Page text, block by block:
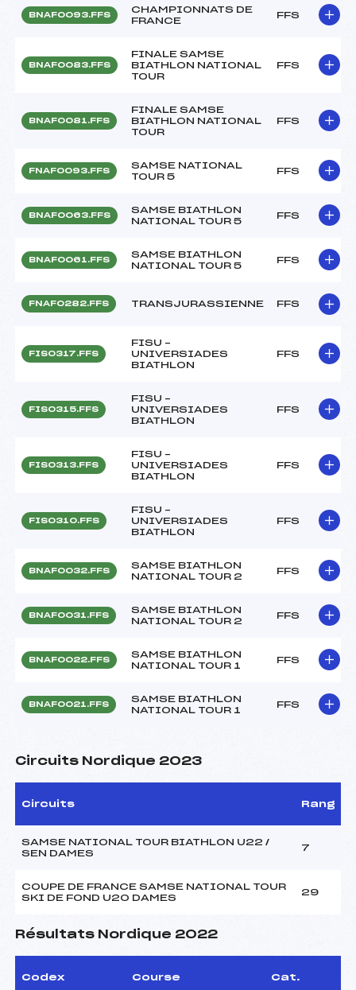
BNAF0093.FFS
CHAMPIONNATS DE
FRANCE
FFS
BNAF0083.FFS
FINALE SAMSE
BIATHLON NATIONAL
TOUR
FFS
BNAF0081.FFS
FINALE SAMSE
BIATHLON NATIONAL
TOUR
FFS
FNAF0093.FFS
SAMSE NATIONAL
TOUR 5
FFS
BNAF0063.FFS
SAMSE BIATHLON
NATIONAL TOUR 5
FFS
BNAF0061.FFS
SAMSE BIATHLON
NATIONAL TOUR 5
FFS
FNAF0282.FFS TRANSJURASSIENNE FFS
FIS0317.FFS
FISU –
UNIVERSIADES
BIATHLON
FFS
FIS0315.FFS
FISU –
UNIVERSIADES
BIATHLON
FFS
FIS0313.FFS
FISU –
UNIVERSIADES
BIATHLON
FFS
FIS0310.FFS
FISU –
UNIVERSIADES
BIATHLON
FFS
BNAF0032.FFS
SAMSE BIATHLON
NATIONAL TOUR 2
FFS
BNAF0031.FFS
SAMSE BIATHLON
NATIONAL TOUR 2
FFS
BNAF0022.FFS
SAMSE BIATHLON
NATIONAL TOUR 1
FFS
BNAF0021.FFS
SAMSE BIATHLON
NATIONAL TOUR 1
FFS
Circuits Nordique 2023
Circuits Rang
SAMSE NATIONAL TOUR BIATHLON U22 /
SEN DAMES
7
COUPE DE FRANCE SAMSE NATIONAL TOUR
SKI DE FOND U20 DAMES
29
Résultats Nordique 2022
Codex Course Cat.